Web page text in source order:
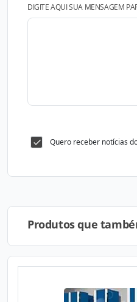
DIGITE AQUI SUA MENSAGEM
Quero receber notícias
Produtos que